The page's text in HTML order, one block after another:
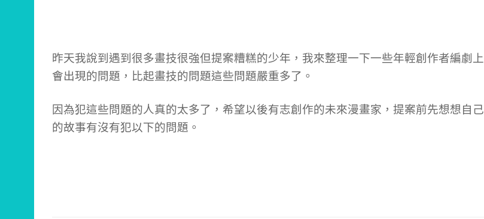
昨天我說到遇到很多畫技很強但提案糟糕的少年，我來整理一下一些年輕創作者編劇上
會出現的問題，比起畫技的問題這些問題嚴重多了。
因為犯這些問題的人真的太多了，希望以後有志創作的未來漫畫家，提案前先想想自己
的故事有沒有犯以下的問題。